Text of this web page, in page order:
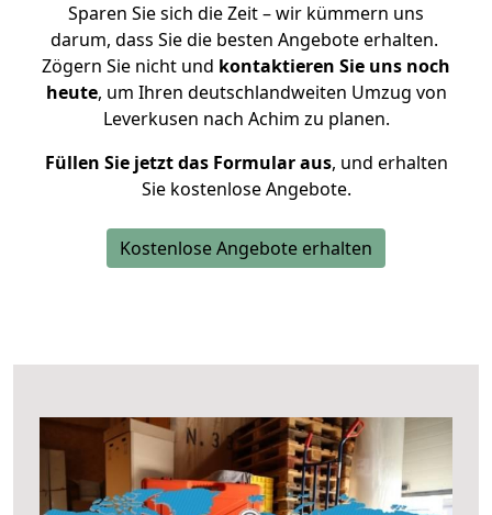
Sparen Sie sich die Zeit – wir kümmern uns
darum, dass Sie die besten Angebote erhalten.
Zögern Sie nicht und kontaktieren Sie uns noch
heute, um Ihren deutschlandweiten Umzug von
Leverkusen nach Achim zu planen.
Füllen Sie jetzt das Formular aus, und erhalten
Sie kostenlose Angebote.
Kostenlose Angebote erhalten